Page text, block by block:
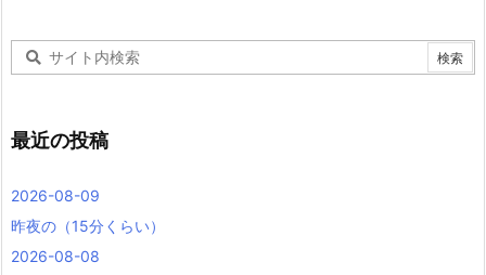
最近の投稿
2026-08-09
昨夜の（15分くらい）
2026-08-08